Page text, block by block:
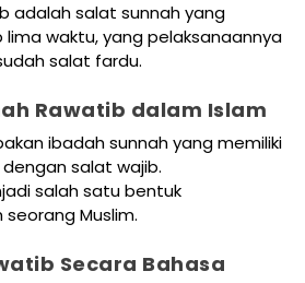
adalah salat sunnah yang
waktu, yang pelaksanaannya
salat fardu.
Rawatib dalam Islam
ibadah sunnah yang memiliki
salat wajib.
salah satu bentuk
Muslim.
Secara Bahasa